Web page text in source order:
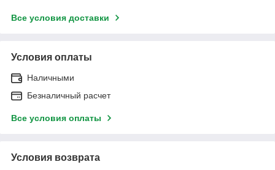
Все условия доставки
Условия оплаты
Наличными
Безналичный расчет
Все условия оплаты
Условия возврата